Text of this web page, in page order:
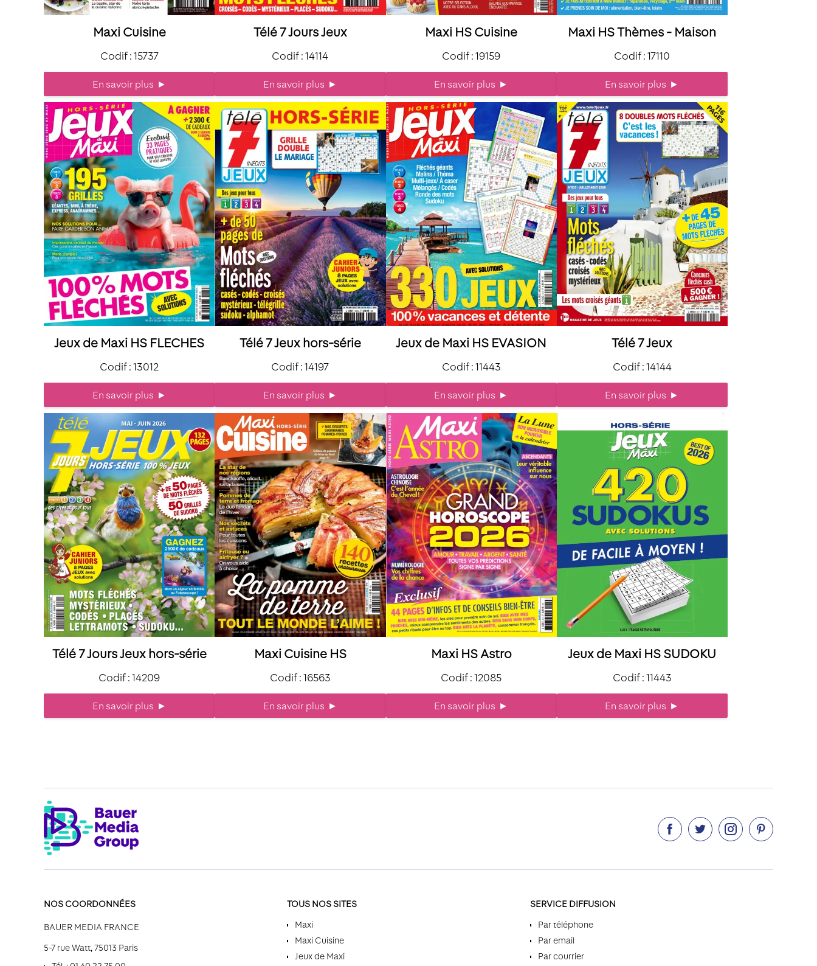
Maxi Cuisine
Codif : 15737
En savoir plus ►
Télé 7 Jours Jeux
Codif : 14114
En savoir plus ►
Maxi HS Cuisine
Codif : 19159
En savoir plus ►
Maxi HS Thèmes - Maison
Codif : 17110
En savoir plus ►
Jeux de Maxi HS FLECHES
Codif : 13012
En savoir plus ►
Télé 7 Jeux hors-série
Codif : 14197
En savoir plus ►
Jeux de Maxi HS EVASION
Codif : 11443
En savoir plus ►
Télé 7 Jeux
Codif : 14144
En savoir plus ►
Télé 7 Jours Jeux hors-série
Codif : 14209
En savoir plus ►
Maxi Cuisine HS
Codif : 16563
En savoir plus ►
Maxi HS Astro
Codif : 12085
En savoir plus ►
Jeux de Maxi HS SUDOKU
Codif : 11443
En savoir plus ►
   
NOS COORDONNÉES
BAUER MEDIA FRANCE
5-7 rue Watt, 75013 Paris
TOUS NOS SITES
Maxi
Maxi Cuisine
Jeux de Maxi
SERVICE DIFFUSION
Par téléphone
Par email
Par courrier